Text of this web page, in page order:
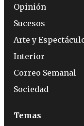
Opinión
Sucesos
Arte y
Interior
Correo Semanal
Sociedad
Temas